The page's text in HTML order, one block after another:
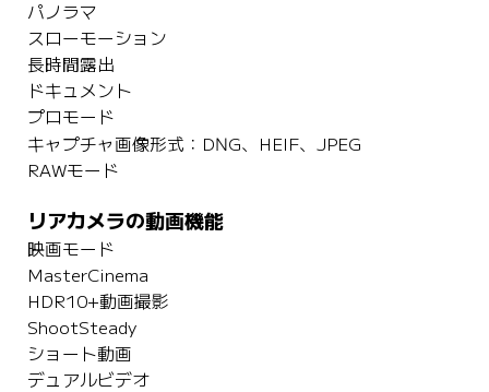
パノラマ
スローモーション
長時間露出
ドキュメント
プロモード
キャプチャ画像形式：DNG、HEIF、JPEG
RAWモード
リアカメラの動画機能
映画モード
MasterCinema
HDR10+動画撮影
ShootSteady
ショート動画
デュアルビデオ